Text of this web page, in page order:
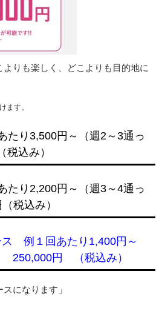
よりも楽しく、どこよりも目的地に
ます。
り3,500円～（週2～3通っ
込み）
り2,200円～（週3～4通っ
税込み）
ス 例１回あたり1,400円～
250,000円 （税込み）
になります」